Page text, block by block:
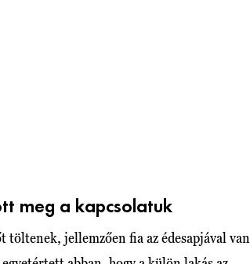
meg a kapcsolatuk
jellemzően fia az édesapjával van